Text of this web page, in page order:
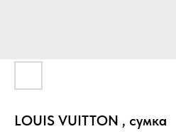
LOUIS VUITTON , сумка